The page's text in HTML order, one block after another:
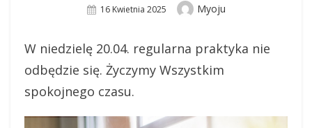
Posted
16 Kwietnia 2025 Author
Myoju
W niedzielę 20.04. regularna praktyka nie
odbędzie się. Życzymy Wszystkim
spokojnego czasu.